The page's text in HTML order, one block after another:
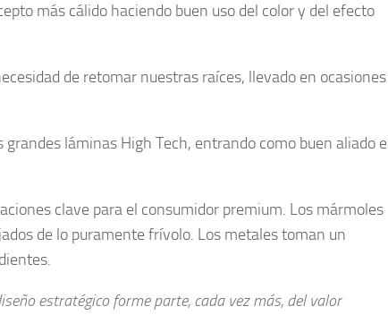
más cálido haciendo buen uso del color y del efecto
de retomar nuestras raíces, llevado en
láminas High Tech, entrando como buen aliado
clave para el consumidor premium. Los mármoles
de lo puramente frívolo. Los metales toman un
estratégico forme parte, cada vez más, del valor